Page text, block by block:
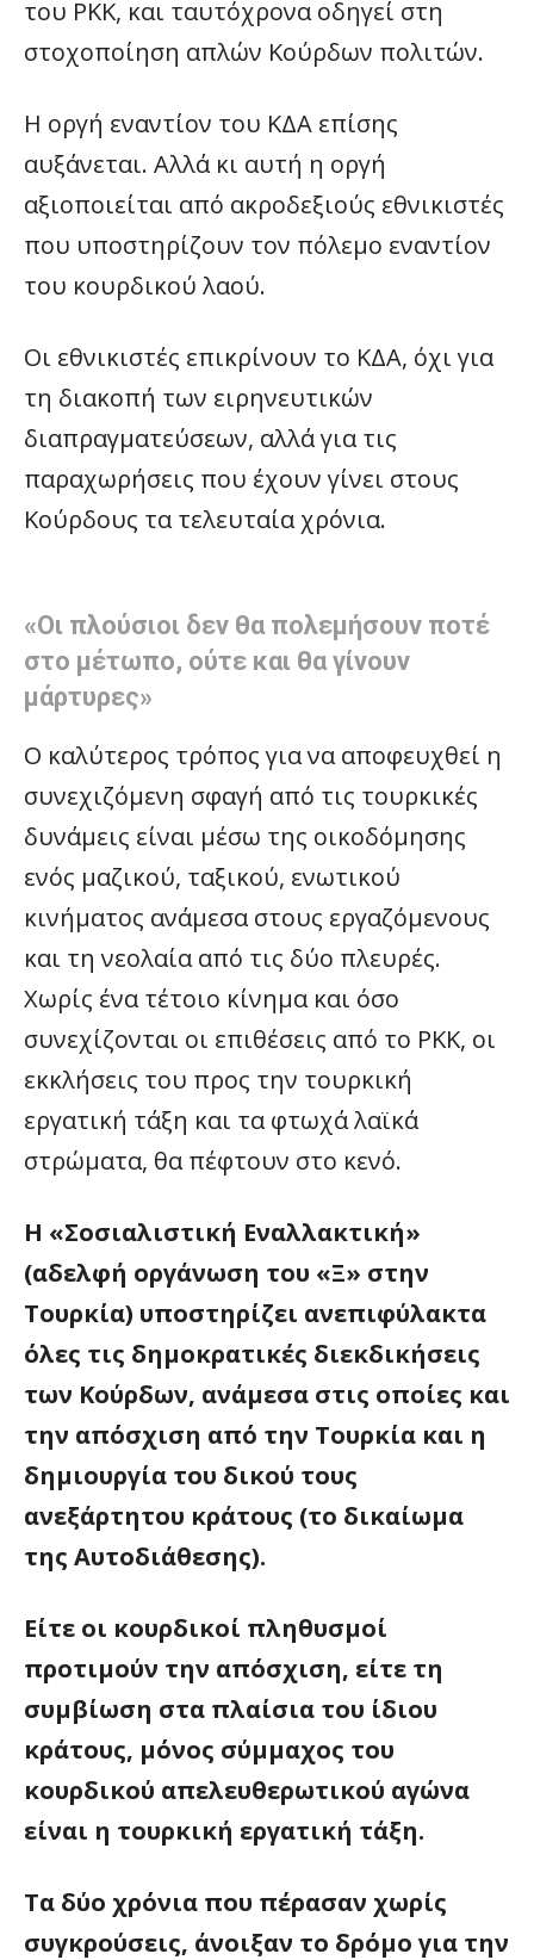
του ΡΚΚ, και ταυτόχρονα οδηγεί στη
στοχοποίηση απλών Κούρδων πολιτών.
Η οργή εναντίον του ΚΔΑ επίσης
αυξάνεται. Αλλά κι αυτή η οργή
αξιοποιείται από ακροδεξιούς εθνικιστές
που υποστηρίζουν τον πόλεμο εναντίον
του κουρδικού λαού.
Οι εθνικιστές επικρίνουν το ΚΔΑ, όχι για
τη διακοπή των ειρηνευτικών
διαπραγματεύσεων, αλλά για τις
παραχωρήσεις που έχουν γίνει στους
Κούρδους τα τελευταία χρόνια.
«Οι πλούσιοι δεν θα πολεμήσουν ποτέ
στο μέτωπο, ούτε και θα γίνουν
μάρτυρες»
Ο καλύτερος τρόπος για να αποφευχθεί η
συνεχιζόμενη σφαγή από τις τουρκικές
δυνάμεις είναι μέσω της οικοδόμησης
ενός μαζικού, ταξικού, ενωτικού
κινήματος ανάμεσα στους εργαζόμενους
και τη νεολαία από τις δύο πλευρές.
Χωρίς ένα τέτοιο κίνημα και όσο
συνεχίζονται οι επιθέσεις από το PKK, οι
εκκλήσεις του προς την τουρκική
εργατική τάξη και τα φτωχά λαϊκά
στρώματα, θα πέφτουν στο κενό.
Η «Σοσιαλιστική Εναλλακτική»
(αδελφή οργάνωση του «Ξ» στην
Τουρκία) υποστηρίζει ανεπιφύλακτα
όλες τις δημοκρατικές διεκδικήσεις
των Κούρδων, ανάμεσα στις οποίες και
την απόσχιση από την Τουρκία και η
δημιουργία του δικού τους
ανεξάρτητου κράτους (το δικαίωμα
της Αυτοδιάθεσης).
Είτε οι κουρδικοί πληθυσμοί
προτιμούν την απόσχιση, είτε τη
συμβίωση στα πλαίσια του ίδιου
κράτους, μόνος σύμμαχος του
κουρδικού απελευθερωτικού αγώνα
είναι η τουρκική εργατική τάξη.
Τα δύο χρόνια που πέρασαν χωρίς
συγκρούσεις, άνοιξαν το δρόμο για την